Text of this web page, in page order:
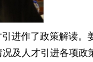
进作了政策解读。
及人才引进各项政